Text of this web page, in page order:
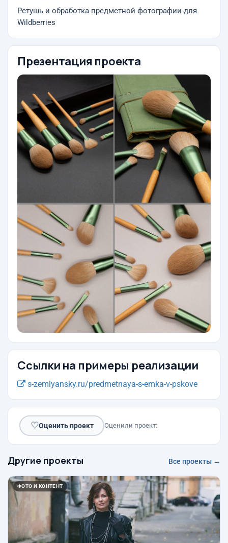
Ретушь и обработка предметной фотографии для
Wildberries
Презентация проекта
Ссылки на примеры реализации
s-zemlyansky.ru/predmetnaya-s-emka-v-pskove
♡Оценить проект Оценили проект:
Другие проекты Все проекты →
ФОТО И КОНТЕНТ